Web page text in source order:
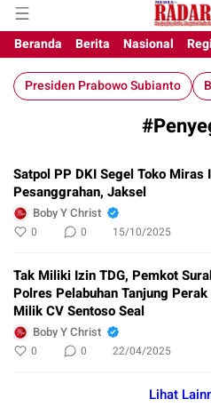
M-media
Beranda
Berita Nasional
Presiden Prabowo Subianto
Satpol PP DKI Segel Toko Miras
Pesanggrahan, Jaksel
Boby Y Christ
0 0 15/10/2025
Tak Miliki Izin TDG, Pemkot
Polres Pelabuhan Tanjung Perak
Milik CV Sentoso Seal
Boby Y Christ
0 0 22/04/2025
Lihat